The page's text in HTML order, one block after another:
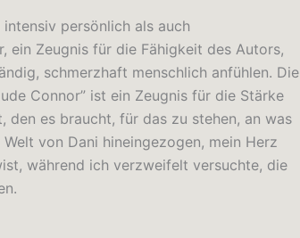
persönlich als auch
ein Zeugnis für die Fähigkeit des Autors,
schmerzhaft menschlich anfühlen. Die
Connor” ist ein Zeugnis für die Stärke
den es braucht, für das zu stehen, an was
von Dani hineingezogen, mein Herz
während ich verzweifelt versuchte, die